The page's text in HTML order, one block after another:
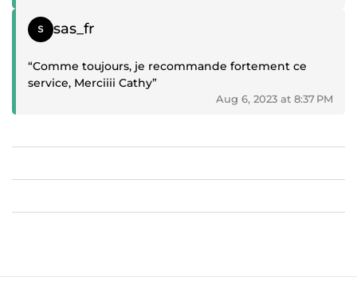
Positive review
sas_fr
“Comme toujours, je recommande fortement ce
service, Merciiii Cathy”
Aug 6, 2023 at 8:37 PM